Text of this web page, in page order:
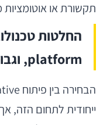
תקשורת או
platform, וגבולות הפרקטיקה
ייחודית לתחום הזה,